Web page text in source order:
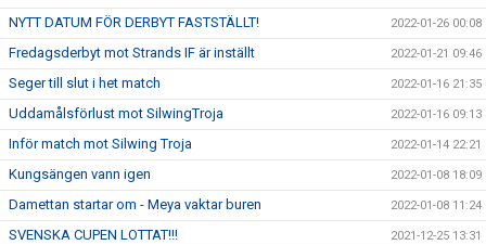
NYTT DATUM FÖR DERBYT FASTSTÄLLT! 2022-01-26 00:08
Fredagsderbyt mot Strands IF är inställt 2022-01-21 09:46
Seger till slut i het match 2022-01-16 21:35
Uddamålsförlust mot SilwingTroja 2022-01-16 09:13
Inför match mot Silwing Troja 2022-01-14 22:21
Kungsängen vann igen 2022-01-08 18:09
Damettan startar om - Meya vaktar buren 2022-01-08 11:24
SVENSKA CUPEN LOTTAT!!! 2021-12-25 13:31